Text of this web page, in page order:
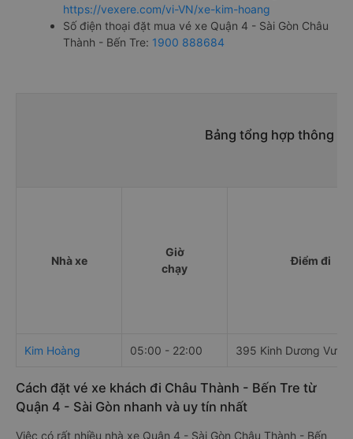
https://vexere.com/vi-VN/xe-kim-hoang
Số điện thoại đặt mua vé xe Quận 4 - Sài Gòn Châu
Thành - Bến Tre: 1900 888684
Bảng tổng hợp thông
Nhà xe
Giờ
chạy
Điểm đi
Kim Hoàng 05:00 - 22:00 395 Kinh Dương
Cách đặt vé xe khách đi Châu Thành - Bến Tre từ
Quận 4 - Sài Gòn nhanh và uy tín nhất
Việc có rất nhiều nhà xe Quận 4 - Sài Gòn Châu Thành - Bến